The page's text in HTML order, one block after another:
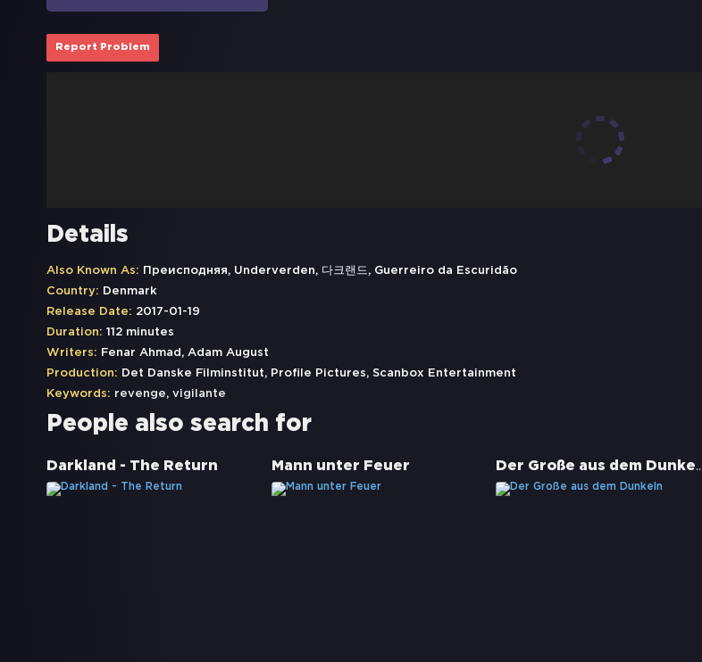
Report Problem
Details
Also Known As: Преисподняя, Underverden, 다크랜드, Guerreiro da Escuridão
Country: Denmark
Release Date: 2017-01-19
Duration: 112 minutes
Writers: Fenar Ahmad, Adam August
Production: Det Danske Filminstitut, Profile Pictures, Scanbox Entertainment
Keywords: revenge, vigilante
People also search for
Darkland - The Return Mann unter Feuer Der Große